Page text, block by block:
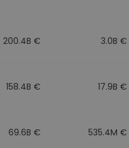
200.4B € 3.0B €
158.4B € 17.9B €
69.6B € 535.4M €